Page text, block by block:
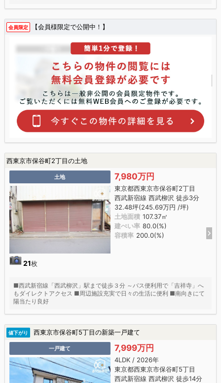
会員限定 【会員様限定で公開中！】
西東京市保谷町2丁目の土地
土地
21枚
7,980万円
東京都西東京市保谷町2丁目
西武新宿線 西武柳沢 徒歩3分
32.48坪(245.69万円 /坪)
土地面積 107.37㎡
建ぺい率 80.0(%)
容積率 200.0(%)
■西武新宿線「西武柳沢」駅まで徒歩３分 ～バス便利用で「吉祥寺」へ
もダイレクトアクセス ■周辺施設充実で日々の生活に便利 ■南向きにて
陽当たり良好
値下がり 西東京市保谷町5丁目の新築一戸建て
一戸建て 7,999万円
4LDK / 2026年
東京都西東京市保谷町5丁目
西武新宿線 西武柳沢 徒歩14分